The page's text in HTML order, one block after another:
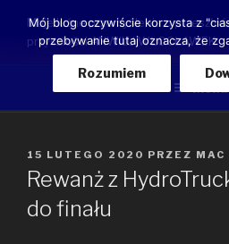
treści
Moje luźne przemyślenia o
przyszłości ANWILU WŁOCŁAWEK
OPUBLIKOWANE
W
15 LUTEGO 2020 PRZEZ MAC
Rewanż z
do finału
Mój blog oczywiście korzysta z
przebywanie tutaj oznacza, że
Rozumiem